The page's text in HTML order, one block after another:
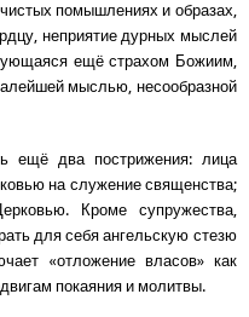
помышлениях и образах,
неприятие дурных мыслей
ещё страхом Божиим,
мыслью, несообразной
ещё два пострижения: лица
на служение священства;
Кроме супружества,
для себя ангельскую стезю
«отложение власов» как
покаяния и молитвы.